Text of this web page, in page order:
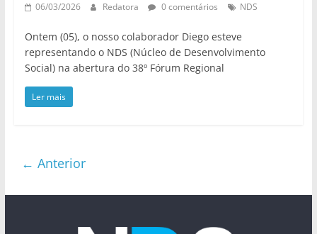
06/03/2026 Redatora 0 comentários NDS
Ontem (05), o nosso colaborador Diego esteve
representando o NDS (Núcleo de Desenvolvimento
Social) na abertura do 38º Fórum Regional
Ler mais
← Anterior